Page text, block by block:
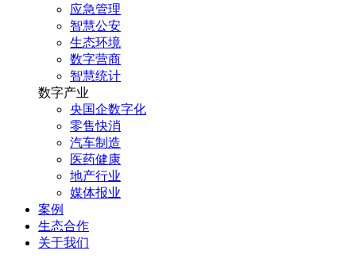
应急管理
智慧公安
生态环境
数字营商
智慧统计
数字产业
央国企数字化
零售快消
汽车制造
医药健康
地产行业
媒体报业
案例
生态合作
关于我们